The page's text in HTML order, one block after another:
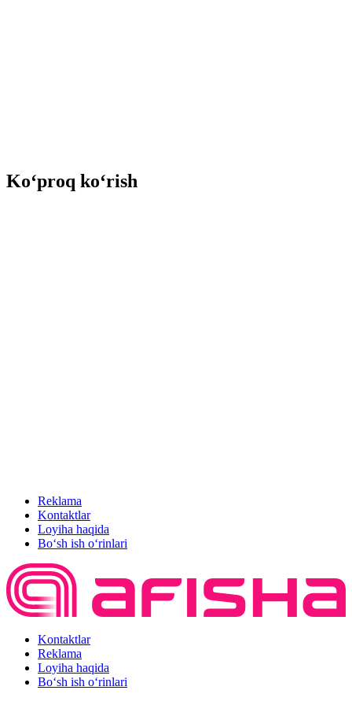
Ko‘proq ko‘rish
Reklama
Kontaktlar
Loyiha haqida
Bo‘sh ish o‘rinlari
Kontaktlar
Reklama
Loyiha haqida
Bo‘sh ish o‘rinlari